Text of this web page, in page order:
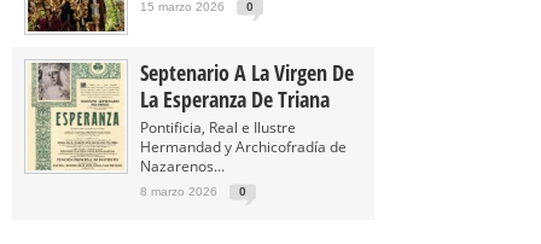
15 marzo 2026 0
Septenario A La Virgen De
La Esperanza De Triana
Pontificia, Real e Ilustre
Hermandad y Archicofradía de
Nazarenos...
8 marzo 2026 0